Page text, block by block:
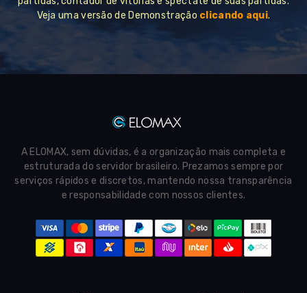
Veja uma versão de Demonstração clicando aqui.
A ELOMAX, sem dúvidas, é a organização mais completa e
estruturada do servidor brasileiro. Prezamos sempre por
serviços rápidos e discretos, mantendo nossa transparência
e responsabilidade com nossos clientes.